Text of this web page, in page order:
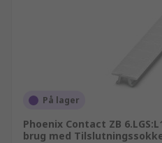
På lager
Phoenix Contact ZB
brug med